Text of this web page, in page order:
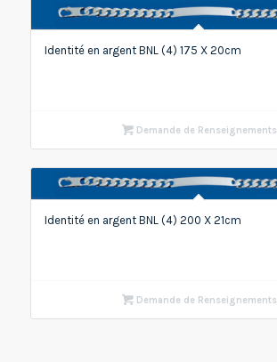
Identité en argent BNL (4) 175 X 20cm
Demande de Renseignements
Identité en argent BNL (4) 200 X 21cm
Demande de Renseignements